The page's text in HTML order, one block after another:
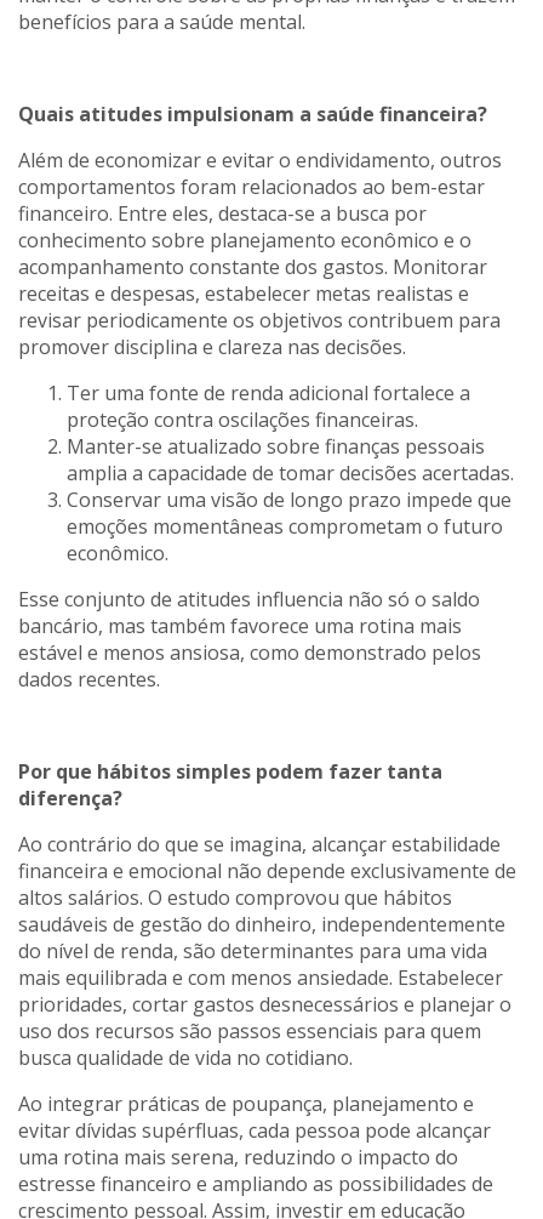
benefícios para a saúde mental.
Quais atitudes impulsionam a saúde financeira?
Além de economizar e evitar o endividamento, outros
comportamentos foram relacionados ao bem-estar
financeiro. Entre eles, destaca-se a busca por
conhecimento sobre planejamento econômico e o
acompanhamento constante dos gastos. Monitorar
receitas e despesas, estabelecer metas realistas e
revisar periodicamente os objetivos contribuem para
promover disciplina e clareza nas decisões.
Ter uma fonte de renda adicional fortalece a
proteção contra oscilações financeiras.
Manter-se atualizado sobre finanças pessoais
amplia a capacidade de tomar decisões acertadas.
Conservar uma visão de longo prazo impede que
emoções momentâneas comprometam o futuro
econômico.
Esse conjunto de atitudes influencia não só o saldo
bancário, mas também favorece uma rotina mais
estável e menos ansiosa, como demonstrado pelos
dados recentes.
Por que hábitos simples podem fazer tanta
diferença?
Ao contrário do que se imagina, alcançar estabilidade
financeira e emocional não depende exclusivamente de
altos salários. O estudo comprovou que hábitos
saudáveis de gestão do dinheiro, independentemente
do nível de renda, são determinantes para uma vida
mais equilibrada e com menos ansiedade. Estabelecer
prioridades, cortar gastos desnecessários e planejar o
uso dos recursos são passos essenciais para quem
busca qualidade de vida no cotidiano.
Ao integrar práticas de poupança, planejamento e
evitar dívidas supérfluas, cada pessoa pode alcançar
uma rotina mais serena, reduzindo o impacto do
estresse financeiro e ampliando as possibilidades de
crescimento pessoal. Assim, investir em educação